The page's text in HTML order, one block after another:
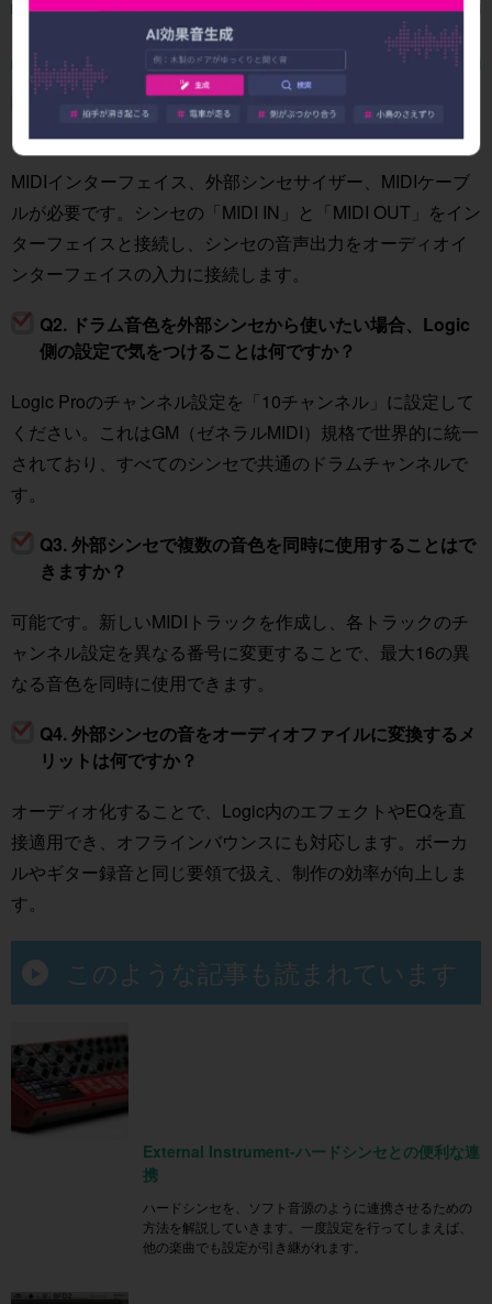
Q1. Logic ProでハードシンセのMIDI接続に必要な機器
MIDIインターフェイス、外部シンセサイザー、MIDIケーブ
ルが必要です。シンセの「MIDI IN」と「MIDI OUT」をイン
ターフェイスと接続し、シンセの音声出力をオーディオイ
ンターフェイスの入力に接続します。
Q2. ドラム音色を外部シンセから使いたい場合、Logic
側の設定で気をつけることは何ですか？
Logic Proのチャンネル設定を「10チャンネル」に設定して
ください。これはGM（ゼネラルMIDI）規格で世界的に統一
されており、すべてのシンセで共通のドラムチャンネルで
す。
Q3. 外部シンセで複数の音色を同時に使用することはで
きますか？
可能です。新しいMIDIトラックを作成し、各トラックのチ
ャンネル設定を異なる番号に変更することで、最大16の異
なる音色を同時に使用できます。
Q4. 外部シンセの音をオーディオファイルに変換するメ
リットは何ですか？
オーディオ化することで、Logic内のエフェクトやEQを直
接適用でき、オフラインバウンスにも対応します。ボーカ
ルやギター録音と同じ要領で扱え、制作の効率が向上しま
す。
このような記事も読まれています
External Instrument-ハードシンセとの便利な連
携
ハードシンセを、ソフト音源のように連携させるための
方法を解説していきます。一度設定を行ってしまえば、
他の楽曲でも設定が引き継がれます。